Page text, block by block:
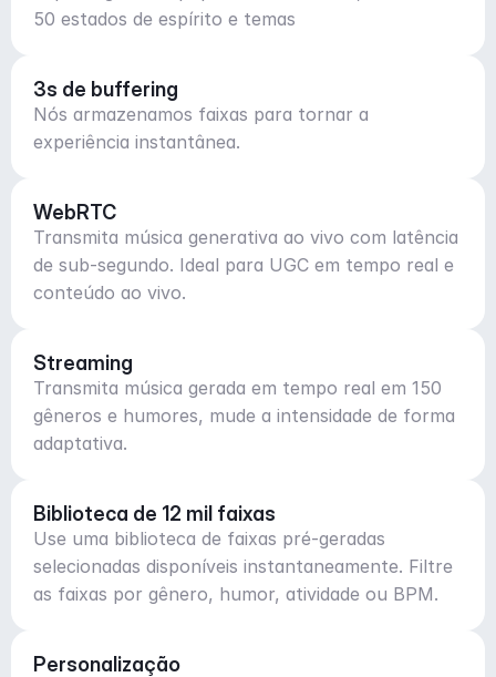
50 estados de espírito e temas
3s de buffering
Nós armazenamos faixas para tornar a
experiência instantânea.
WebRTC
Transmita música generativa ao vivo com latência
de sub-segundo. Ideal para UGC em tempo real e
conteúdo ao vivo.
Streaming
Transmita música gerada em tempo real em 150
gêneros e humores, mude a intensidade de forma
adaptativa.
Biblioteca de 12 mil faixas
Use uma biblioteca de faixas pré-geradas
selecionadas disponíveis instantaneamente. Filtre
as faixas por gênero, humor, atividade ou BPM.
Personalização